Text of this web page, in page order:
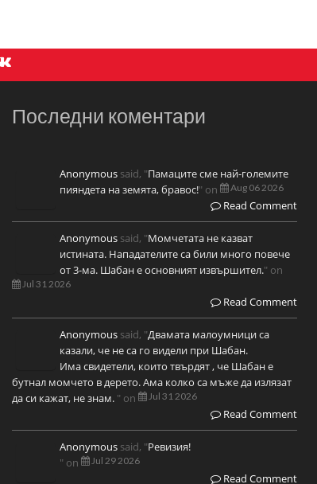
Последни коментари
Anonymous said, "Памаците сме най-големите
пияндета на земята, бравос!" on Aug 06 2026
Read Comment
Anonymous said, "Момчетата не казват
истината. Нападателите са били много повече
от 3-ма. Шабан е основният извършител." on
Jul 31 2026
Read Comment
Anonymous said, "Двамата малоумници са
казали, че не са го видели при Шабан.
Има свидетели, които твърдят , че Шабан е
бутнал момчето в дерето. Ама колко са мъже да излязат
да си кажат, не знам. " on Jul 31 2026
Read Comment
Anonymous said, "Ревизия!
" on
Jul 29 2026
Read Comment